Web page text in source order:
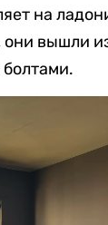
на
вышли